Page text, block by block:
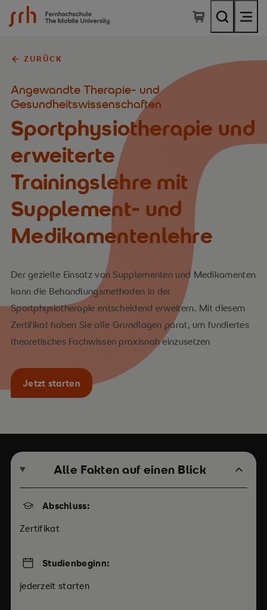
SRH Fernhochschule - The Mobile University
ZURÜCK
Angewandte Therapie- und
Gesundheitswissenschaften
Sportphysiotherapie und
erweiterte
Trainingslehre mit
Supplement- und
Medikamentenlehre
Der gezielte Einsatz von Supplementen und Medikamenten
kann die Behandlungsmethoden in der
Sportphysiotherapie entscheidend erweitern. Mit diesem
Zertifikat haben Sie alle Grundlagen parat, um fundiertes
theoretisches Fachwissen praxisnah einzusetzen
Jetzt starten
Alle Fakten auf einen Blick
Abschluss:
Zertifikat
Studienbeginn:
jederzeit starten